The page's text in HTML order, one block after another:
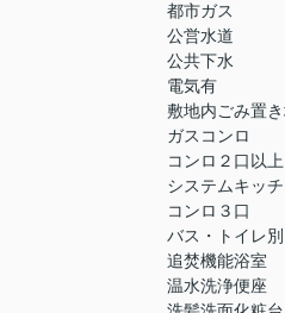
都市ガス
公営水道
公共下水
電気有
敷地内ごみ置
ガスコンロ
コンロ２口以上
システムキッ
コンロ３口
バス・トイレ別
追焚機能浴室
温水洗浄便座